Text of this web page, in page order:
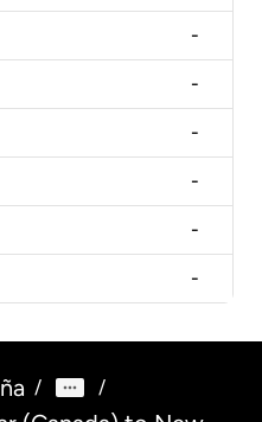
-
-
-
-
-
-
/ /